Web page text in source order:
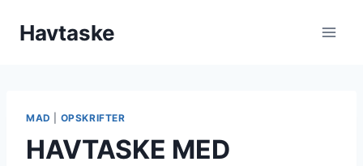
Havtaske
MAD OPSKRIFTER
HAVTASKE MED